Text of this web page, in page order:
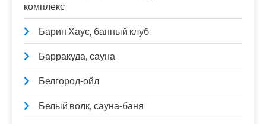
комплекс
Барин Хаус, банный клуб
Барракуда, сауна
Белгород-ойл
Белый волк, сауна-баня